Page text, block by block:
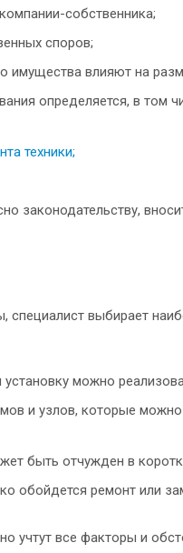
собственника;
споров;
имущества влияют на
определяется, в том
техники;
законодательству,
специалист выбирает
можно
и узлов, которые
быть отчужден в
обойдется ремонт или
учтут все факторы и